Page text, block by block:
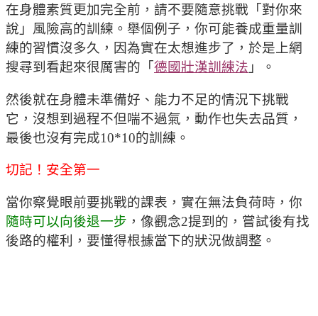
在身體素質更加完全前，請不要隨意挑戰「對你來
說」風險高的訓練。舉個例子，你可能養成重量訓
練的習慣沒多久，因為實在太想進步了，於是上網
搜尋到看起來很厲害的「 德國壯漢訓練法 」。
然後就在身體未準備好、能力不足的情況下挑戰
它，沒想到過程不但喘不過氣，動作也失去品質，
最後也沒有完成10*10的訓練。
切記！安全第一
當你察覺眼前要挑戰的課表，實在無法負荷時，你
隨時可以向後退一步 ，像觀念2提到的，嘗試後有找
後路的權利，要懂得根據當下的狀況做調整。